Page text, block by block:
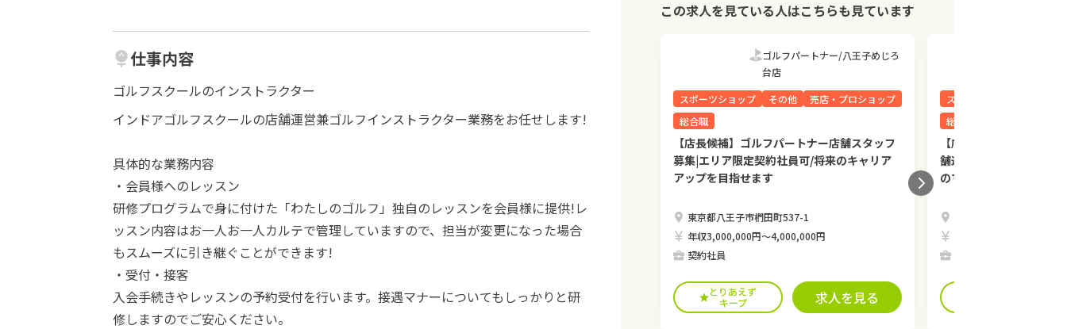
仕事内容
ゴルフスクールのインストラクター
インドアゴルフスクールの店舗運営兼ゴルフインストラクター業務をお任せします!
具体的な業務内容
・会員様へのレッスン
研修プログラムで身に付けた「わたしのゴルフ」独自のレッスンを会員様に提供!レ
ッスン内容はお一人お一人カルテで管理していますので、担当が変更になった場合
もスムーズに引き継ぐことができます!
・受付・接客
入会手続きやレッスンの予約受付を行います。接遇マナーについてもしっかりと研
修しますのでご安心ください。
この求人を見ている人はこちらも見ています
ゴルフパートナー/八王子めじろ
台店
スポーツショップ
その他
売店・プロショップ
総合職
【店長候補】ゴルフパートナー店舗スタッフ
募集|エリア限定契約社員可/将来のキャリア
アップを目指せます
東京都八王子市椚田町537-1
年収3,000,000円〜4,000,000円
契約社員
とりあえず
キープ
求人を見る
スポーツショップ
総合職
【店長候補として活躍
舗運営スタッフ募集|正
のマネジメントポジショ